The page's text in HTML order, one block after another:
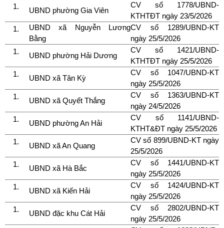
UBND phường Gia Viên
CV số 1778/UBND-
KTHTĐT ngày 23/5/2026
UBND xã Nguyễn Lương
Bằng
CV số 1289/UBND-KT
ngày 25/5/2026
UBND phường Hải Dương
CV số 1421/UBND-
KTHTĐT ngày 25/5/2026
UBND xã Tân Kỳ
CV số 1047/UBND-KT
ngày 25/5/2026
UBND xã Quyết Thắng
CV số 1363/UBND-KT
ngày 24/5/2026
UBND phường An Hải
CV số 1141/UBND-
KTHT&ĐT ngày 25/5/2026
UBND xã An Quang
CV số 899/UBND-KT ngày
25/5/2026
UBND xã Hà Bắc
CV số 1441/UBND-KT
ngày 25/5/2026
UBND xã Kiến Hải
CV số 1424/UBND-KT
ngày 25/5/2026
UBND đặc khu Cát Hải
CV số 2802/UBND-KT
ngày 25/5/2026